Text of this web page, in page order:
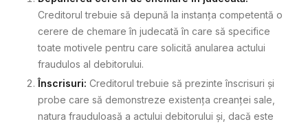
Creditorul trebuie să depună la instanța competentă o
cerere de chemare în judecată în care să specifice
toate motivele pentru care solicită anularea actului
fraudulos al debitorului.
Înscrisuri: Creditorul trebuie să prezinte înscrisuri și
probe care să demonstreze existența creanței sale,
natura frauduloasă a actului debitorului și, dacă este